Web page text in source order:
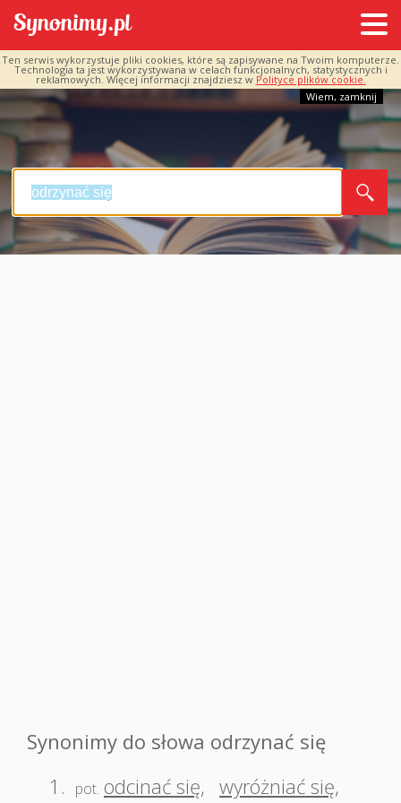
Ten serwis wykorzystuje pliki cookies, które są zapisywane na Twoim komputerze.
Technologia ta jest wykorzystywana w celach funkcjonalnych, statystycznych i
reklamowych. Więcej informacji znajdziesz w Polityce plików cookie.
Wiem, zamknij
Synonimy do słowa odrzynać się
1.
pot. odcinać się, wyróżniać się,